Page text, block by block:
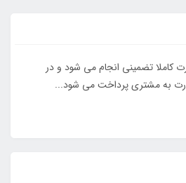
کاملا تضمینی انجام می شود و در